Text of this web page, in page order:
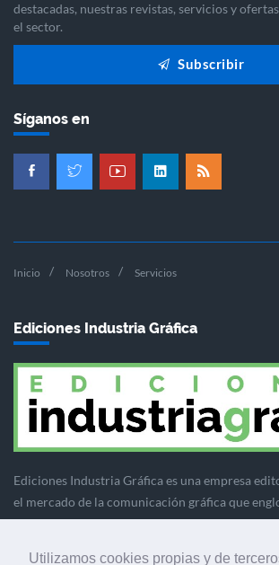
Utilizamos cookies propias y de
destacadas, nuestras revistas, servicios y
el sector.
Subscribir
Síganos en
Inicio Nosotros Servicios
Ediciones Industria Gráfica
Ediciones Industria Gráfica es una empresa
el mercado de la comunicación gráfica que
profesionales especializados en el mercado